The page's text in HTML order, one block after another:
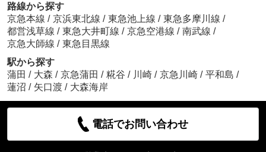
路線から探す
京急本線 / 京浜東北線 / 東急池上線 / 東急多摩川線 /
都営浅草線 / 東急大井町線 / 京急空港線 / 南武線 /
京急大師線 / 東急目黒線
駅から探す
蒲田 / 大森 / 京急蒲田 / 糀谷 / 川崎 / 京急川崎 / 平和島 /
蓮沼 / 矢口渡 / 大森海岸
電話でお問い合わせ